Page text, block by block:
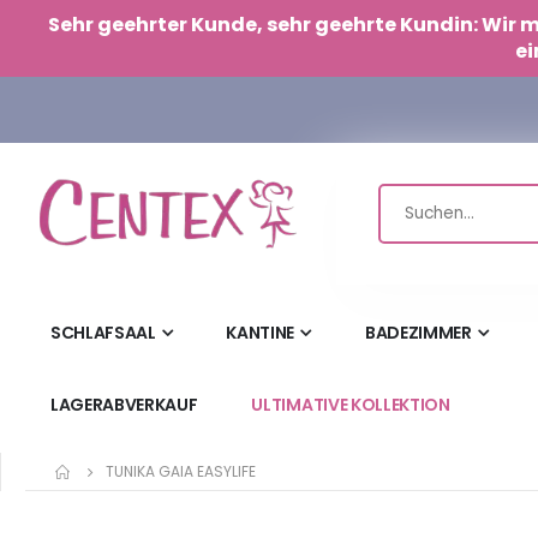
Sehr geehrter Kunde, sehr geehrte Kundin:
SCHLAFSAAL KANTINE BADEZIMMER
LAGERABVERKAUF ULTIMATIVE KOLLEKTION
TUNIKA GAIA EASYLIFE
Cookie-Einstellungen